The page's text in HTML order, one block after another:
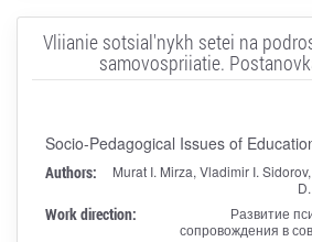
Vliianie sotsial'nykh setei na
samovospriiatie.
Socio-Pedagogical Issues of
Authors:
Murat I. Mirza, Vladimir I.
Work direction:
Развитие
сопровождения в